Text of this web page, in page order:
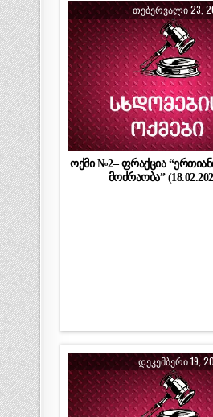
ᲗᲔᲑᲔᲠᲕᲐᲚᲘ 23,
ოქმი №2– ფრაქცია
მოძრაობა”
ᲓᲔᲙᲔᲛᲑᲔᲠᲘ 19,